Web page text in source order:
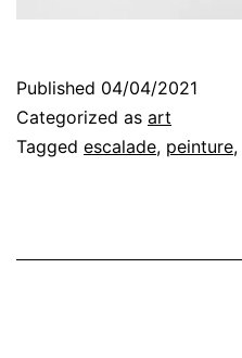
Published 04/04/2021
Categorized as art
Tagged escalade, peinture,